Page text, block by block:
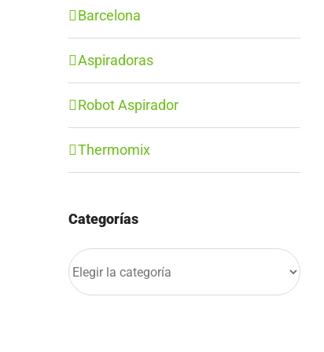
Barcelona
Aspiradoras
Robot Aspirador
Thermomix
Categorías
Categorías